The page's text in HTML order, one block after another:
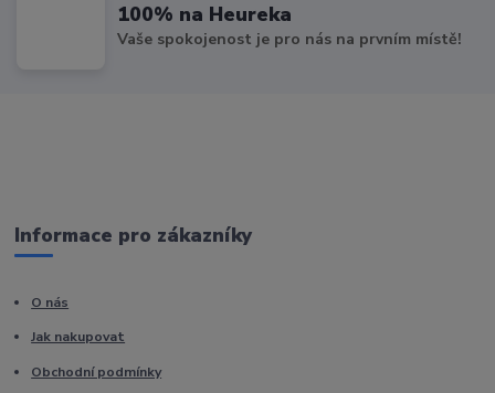
100% na Heureka
Vaše spokojenost je pro nás na prvním místě!
Informace pro zákazníky
O nás
Jak nakupovat
Obchodní podmínky